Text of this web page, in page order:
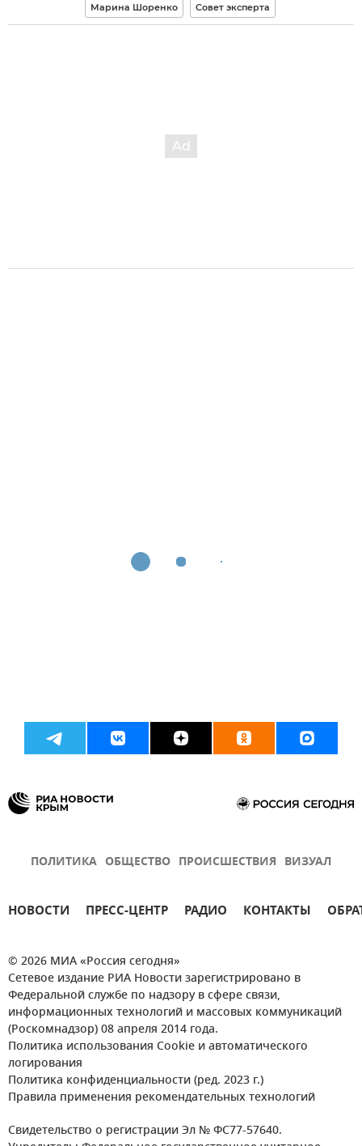
Марина Шоренко Совет эксперта
ПОЛИТИКА ОБЩЕСТВО ПРОИСШЕСТВИЯ ВИЗУАЛ
НОВОСТИ ПРЕСС-ЦЕНТР РАДИО КОНТАКТЫ
© 2026 МИА «Россия сегодня»
Сетевое издание РИА Новости зарегистрировано в
Федеральной службе по надзору в сфере связи,
информационных технологий и массовых коммуникаций
(Роскомнадзор) 08 апреля 2014 года.
Политика использования Cookie и автоматического
логирования
Политика конфиденциальности (ред. 2023 г.)
Правила применения рекомендательных технологий
Свидетельство о регистрации Эл № ФС77-57640.